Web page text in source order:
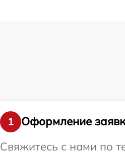
1
Оформление
Свяжитесь с нами по